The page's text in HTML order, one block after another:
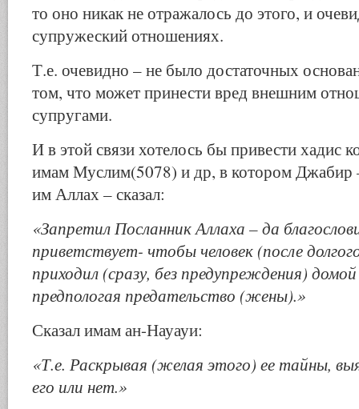
то оно никак не отражалось до этого, и
супружеский отношениях.
Т.е. очевидно – не было достаточных
том, что может принести вред внешним
супругами.
И в этой связи хотелось бы привести хадис
имам Муслим(5078) и др, в котором Джабир
им Аллах – сказал:
«Запретил Посланник Аллаха – да
приветствует- чтобы человек (после
приходил (сразу, без предупреждения)
предпологая предательство (жены).»
Сказал имам ан-Науауи:
«Т.е. Раскрывая (желая этого) ее тайны,
его или нет.»